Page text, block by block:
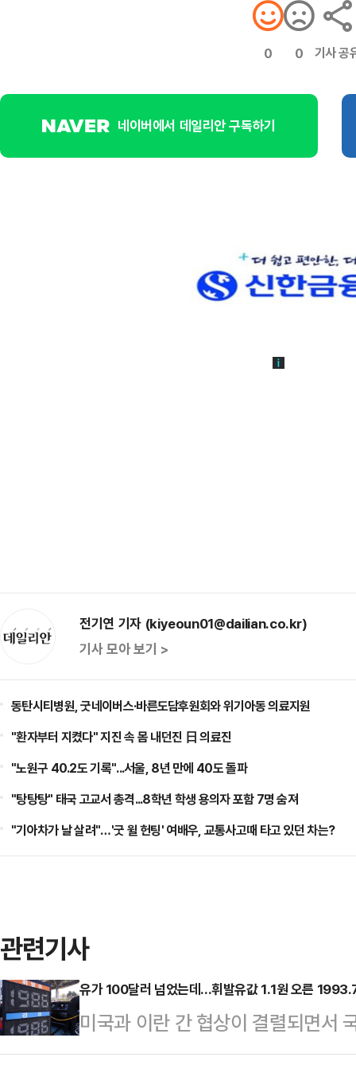
0 0 기사 공
네이버에서 데일리안 구독하기
전기연 기자 (kiyeoun01@dailian.co.kr)
기사 모아 보기 >
동탄시티병원, 굿네이버스·바른도담후원회와 위기아동 의료지원
"환자부터 지켰다" 지진 속 몸 내던진 日 의료진
"노원구 40.2도 기록"...서울, 8년 만에 40도 돌파
"탕탕탕" 태국 고교서 총격...8학년 학생 용의자 포함 7명 숨져
"기아차가 날 살려"…'굿 윌 헌팅' 여배우, 교통사고때 타고 있던 차는?
관련기사
유가 100달러 넘었는데...휘발유값 1.1원 오른
미국과 이란 간 협상이 결렬되면서
내 주유소 기름 값은 소폭 상승하